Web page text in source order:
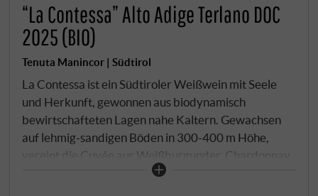
“La Contessa” Alto Adige Terlano DOC
2025 (BIO)
Tenuta Manincor | Südtirol
La Contessa ist ein Südtiroler Weißwein mit Seele
und Herkunft, gewonnen aus biodynamisch
bewirtschafteten Lagen nahe Kaltern. Gewachsen
auf lehmig-sandigen Böden in 300-400 m Höhe,
vereint die Cuvée aus Weißburgunder, Chardonnay
und Sauvignon Blanc alpine Frische mit südlichem